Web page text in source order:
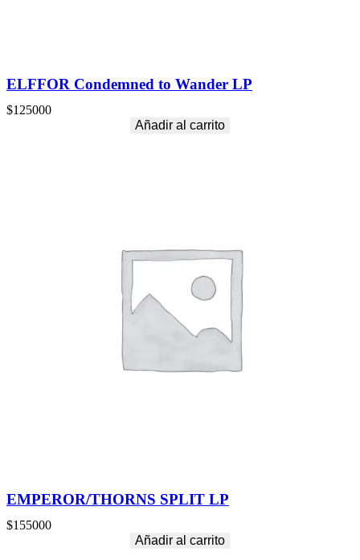
ELFFOR Condemned to Wander LP
$125000
Añadir al carrito
EMPEROR/THORNS SPLIT LP
$155000
Añadir al carrito